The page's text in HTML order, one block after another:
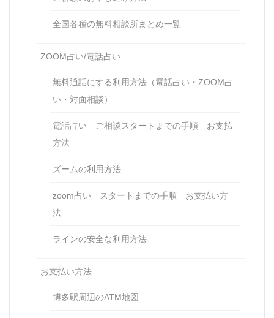
全国各種の無料相談所まとめ一覧
ZOOM占い/電話占い
無料通話にする利用方法（電話占い・ZOOM占
い・対面相談）
電話占い ご相談スタートまでの手順 お支払
方法
ズームの利用方法
zoom占い スタートまでの手順 お支払い方
法
ラインの安全な利用方法
お支払い方法
博多駅周辺のATM地図